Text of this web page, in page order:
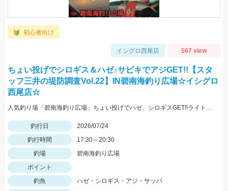
初心者向け
イシグロ西尾店 567 view
ちょい投げでシロギス＆ハゼ♪サビキでアジGET!!【スタ
ッフ三井の堤防調査Vol.22】IN碧南海釣り広場☆イシグロ
西尾店☆
人気釣り場「碧南海釣り広場」ちょい投げでハゼ、シロギスGET!!ライトショットシンカー5号+ちょい投げ仕掛7号にGOLDイソメ♪♪夕マズメにアジの回遊もありアジにサッパをGETです!(^^)!
釣行日
2026/07/24
釣行時間
17:30～20:30
釣場
碧南海釣り広場
ポイント
釣魚
ハゼ・シロギス・アジ・サッパ